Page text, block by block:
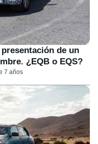
de un
¿EQB o EQS?
7 años